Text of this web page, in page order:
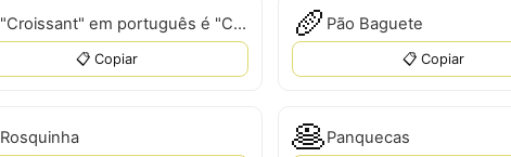
"Croissant" em português é "Croissant".
📋 Copiar
🥖 Pão Baguete
📋 Copiar
Rosquinha 🥞Panquecas